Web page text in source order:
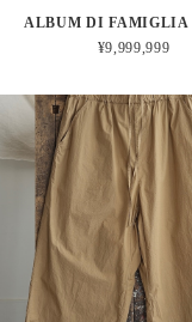
¥9,999,999